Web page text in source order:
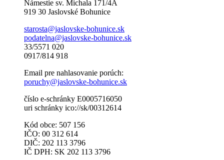
Námestie sv. Michala 171/4A
919 30 Jaslovské Bohunice
starosta@jaslovske-bohunice.sk
podatelna@jaslovske-bohunice.sk
33/5571 020
0917/814 918
Email pre nahlasovanie porúch:
poruchy@jaslovske-bohunice.sk
číslo e-schránky E0005716050
uri schránky ico://sk/00312614
Kód obce: 507 156
IČO: 00 312 614
DIČ: 202 113 3796
IČ DPH: SK 202 113 3796